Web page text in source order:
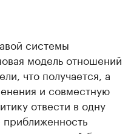
системы
модель отношений
что получается, а
и совместную
отвести в одну